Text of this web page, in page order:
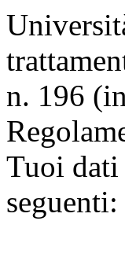
n. 196
Tuoi dati
seguenti: